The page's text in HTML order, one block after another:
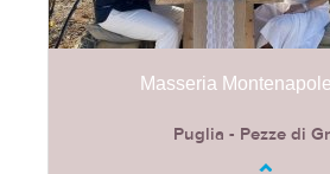
Masseria
Puglia - Pezze di